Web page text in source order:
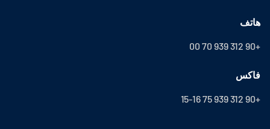
هاتف
+90 312 939 70 00
فاكس
+90 312 939 75 15-16